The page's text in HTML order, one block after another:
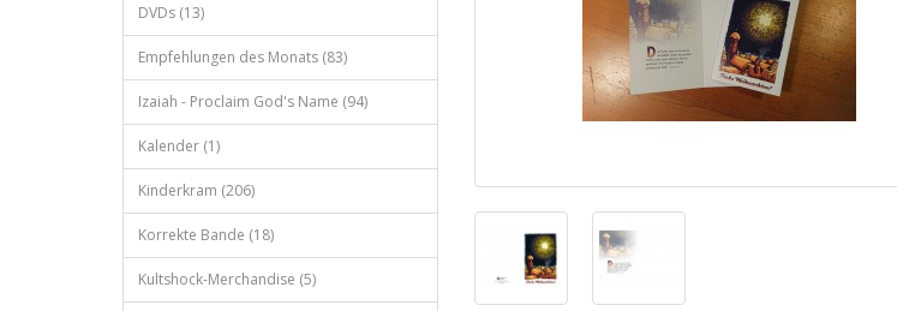
DVDs (13)
Empfehlungen des Monats (83)
Izaiah - Proclaim God's Name (94)
Kalender (1)
Kinderkram (206)
Korrekte Bande (18)
Kultshock-Merchandise (5)